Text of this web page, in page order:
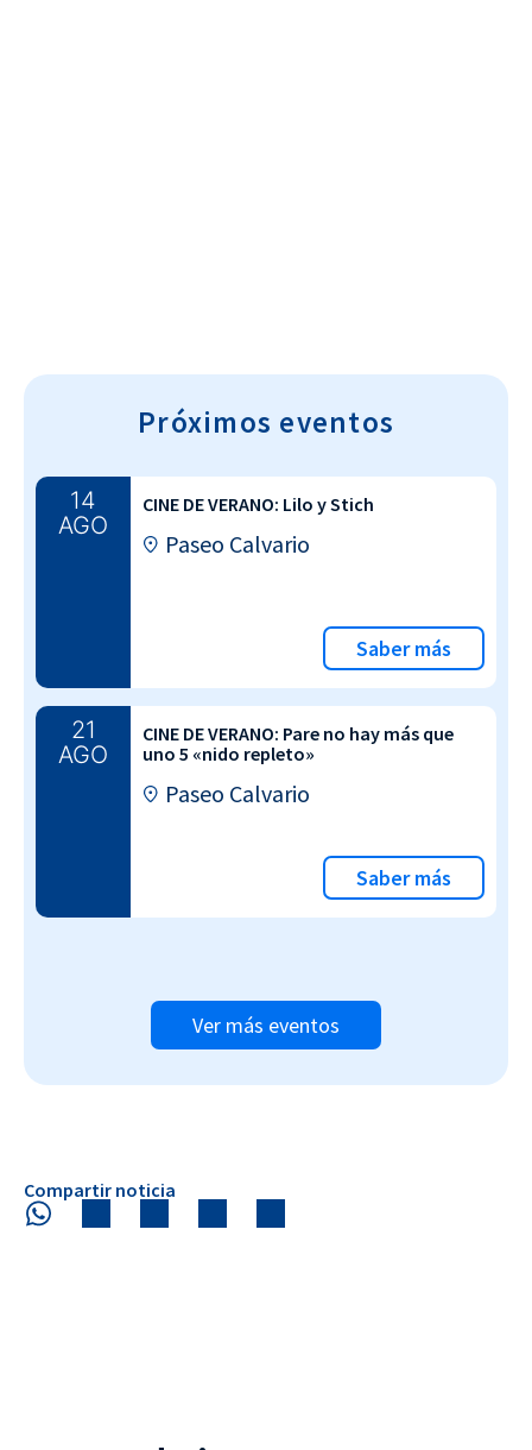
Próximos eventos
14
AGO
CINE DE VERANO: Lilo y Stich
Paseo Calvario
Saber más
21
AGO
CINE DE VERANO: Pare no hay más que
uno 5 «nido repleto»
Paseo Calvario
Saber más
Ver más eventos
Compartir noticia